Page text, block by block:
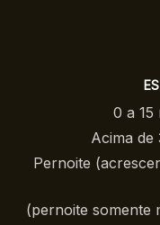
0 a 15
Acima
Pernoite
(pernoite somente